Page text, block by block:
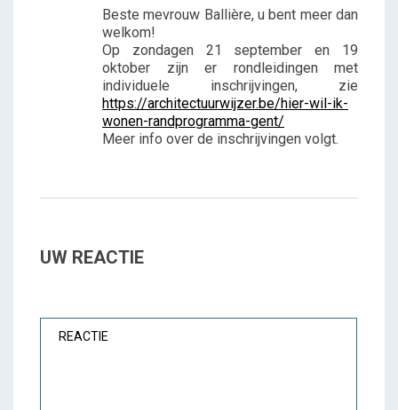
Beste mevrouw Ballière, u bent meer dan
welkom!
Op zondagen 21 september en 19
oktober zijn er rondleidingen met
individuele inschrijvingen, zie
https://architectuurwijzer.be/hier-wil-ik-
wonen-randprogramma-gent/
Meer info over de inschrijvingen volgt.
UW REACTIE